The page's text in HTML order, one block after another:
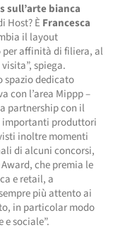
sull’arte bianca
Host? ÈFrancesca
il layout
affinità di filiera, al
spiega.
spazio dedicato
con l’area Mippp –
partnership con il
importanti produttori
inoltre momenti
di alcuni concorsi,
che premia le
e retail, a
più attento ai
in particolar modo
sociale”.